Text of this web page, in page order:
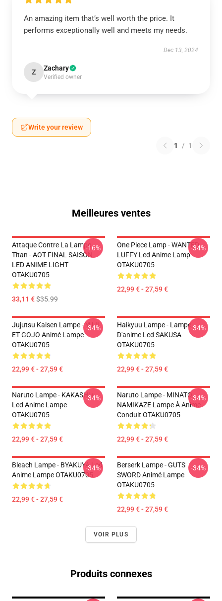
An amazing item that’s well worth the price. It
performs exceptionally well and meets my needs.
Dec 13, 2024
Z Zachary
Verified owner
Write your review
1 / 1
Meilleures ventes
Attaque Contre La Lampe
Titan - AOT FINAL SAISON
LED ANIME LIGHT
OTAKU0705
33,11 €$35.99
-16%
One Piece Lamp - WANTED
LUFFY Led Anime Lamp
OTAKU0705
22,99 € - 27,59 €
-34%
Jujutsu Kaisen Lampe - YUJI
ET GOJO Animé Lampe
OTAKU0705
22,99 € - 27,59 €
-34%
Haikyuu Lampe - Lampe
D'anime Led SAKUSA
OTAKU0705
22,99 € - 27,59 €
-34%
Naruto Lampe - KAKASHI+
Led Anime Lampe
OTAKU0705
22,99 € - 27,59 €
-34%
Naruto Lampe - MINATO
NAMIKAZE Lampe À Anime
Conduit OTAKU0705
22,99 € - 27,59 €
-34%
Bleach Lampe - BYAKUYA Led
Anime Lampe OTAKU0705
22,99 € - 27,59 €
-34%
Berserk Lampe - GUTS
SWORD Animé Lampe
OTAKU0705
22,99 € - 27,59 €
-34%
VOIR PLUS
Produits connexes